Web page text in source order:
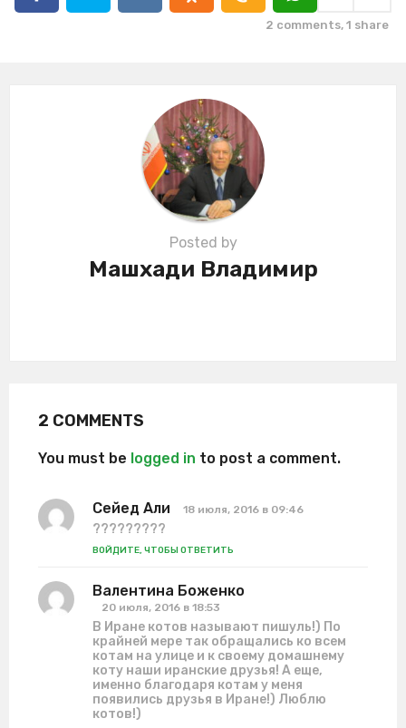
i
2 comments, 1 share
Posted by
Машхади Владимир
2 COMMENTS
You must be logged in to post a comment.
Сейед Али 18 июля, 2016 в 09:46
?????????
ВОЙДИТЕ, ЧТОБЫ ОТВЕТИТЬ
Валентина Боженко
20 июля, 2016 в 18:53
В Иране котов называют пишуль!) По
крайней мере так обращались ко всем
котам на улице и к своему домашнему
коту наши иранские друзья! А еще,
именно благодаря котам у меня
появились друзья в Иране!) Люблю
котов!)